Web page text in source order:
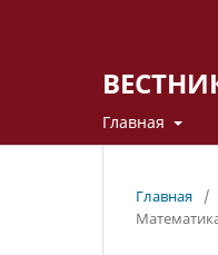
Главная
Главная /